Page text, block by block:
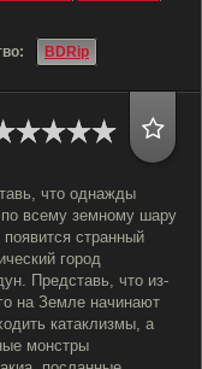
BDRip
что однажды
всему земному шару
появится странный
город
Представь, что из-
на Земле начинают
катаклизмы, а
монстры